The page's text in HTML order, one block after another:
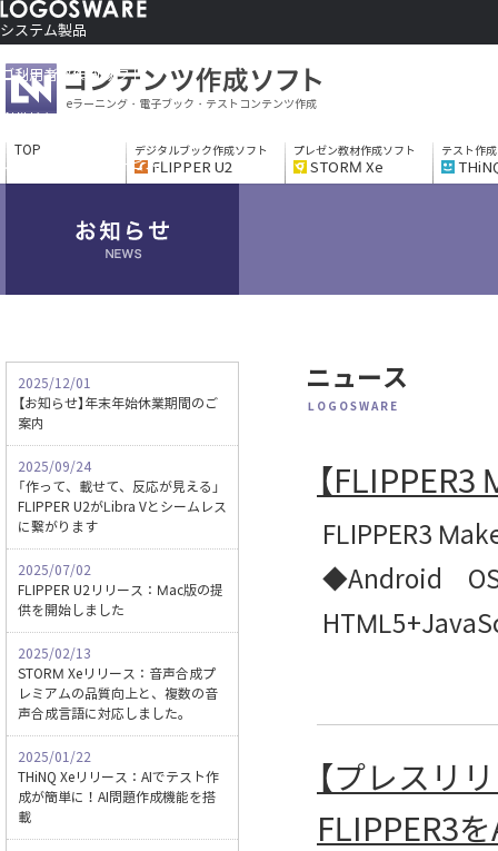
システム製品
コンテンツ作成ソフト
ソリューションサービス
ご利用者さま向け
eラーニング・電子ブック・テストコンテンツ作成
TOP デジタルブック作成ソフト
FLIPPER U2
プレゼン教材作成ソフト
STORM Xe
テスト作
ニュース
LOGOSWARE
【
FLIPPER3
◆Android OS
【プレスリ
FLIPPER3
2025/12/01
【お知らせ】年末年始休業期間のご
案内
2025/09/24
「作って、載せて、反応が見える」
FLIPPER U2がLibra Vとシームレス
に繋がります
2025/07/02
FLIPPER U2リリース：Mac版の提
供を開始しました
2025/02/13
STORM Xeリリース：音声合成プ
レミアムの品質向上と、複数の音
声合成言語に対応しました。
2025/01/22
THiNQ Xeリリース：AIでテスト作
成が簡単に！AI問題作成機能を搭
載